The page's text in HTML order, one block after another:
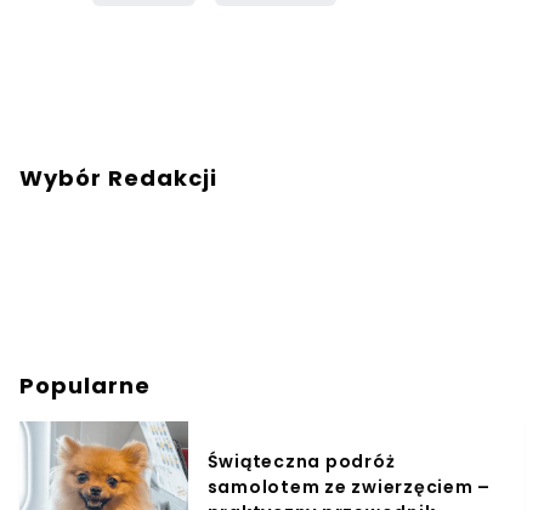
Wybór Redakcji
Popularne
Świąteczna podróż
samolotem ze zwierzęciem –